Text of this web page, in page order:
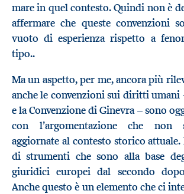
mare in quel contesto. Quindi non è
affermare che queste convenzioni
vuoto di esperienza rispetto a
tipo..
Ma un aspetto, per me, ancora più
anche le convenzioni sui diritti umani
e la Convenzione di Ginevra – sono
con l’argomentazione che non
aggiornate al contesto storico
di strumenti che sono alla base
giuridici europei dal secondo
Anche questo è un elemento che ci